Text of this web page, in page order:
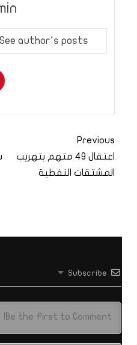
See author's posts
Previous
اعتقال 49 متهم بتهريب
المشتقات النفطية
Subscribe